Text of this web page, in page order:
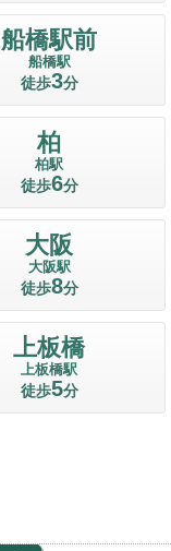
船橋駅前
船橋駅
徒歩3分
柏
柏駅
徒歩6分
大阪
大阪駅
徒歩8分
上板橋
上板橋駅
徒歩5分